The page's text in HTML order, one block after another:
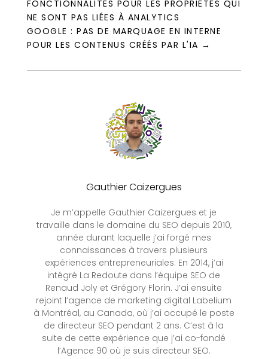
FONCTIONNALITÉS POUR LES PROPRIÉTÉS QUI
NE SONT PAS LIÉES À ANALYTICS
GOOGLE : PAS DE MARQUAGE EN INTERNE
POUR LES CONTENUS CRÉÉS PAR L'IA →
Gauthier Caizergues
Je m’appelle Gauthier Caizergues et je
travaille dans le domaine du SEO depuis 2010,
année durant laquelle j’ai forgé mes
connaissances à travers plusieurs
expériences entrepreneuriales. En 2014, j’ai
intégré La Redoute dans l’équipe SEO de
Renaud Joly et Grégory Florin. J’ai ensuite
rejoint l’agence de marketing digital Labelium
à Montréal, au Canada, où j’ai occupé le poste
de directeur SEO pendant 2 ans. C’est à la
suite de cette expérience que j’ai co-fondé
l’Agence 90 où je suis directeur SEO.